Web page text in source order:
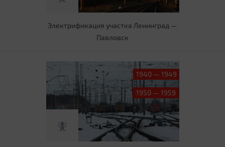
Электрификация участка Ленинград —
Павловск
1940 — 1949
1950 — 1959